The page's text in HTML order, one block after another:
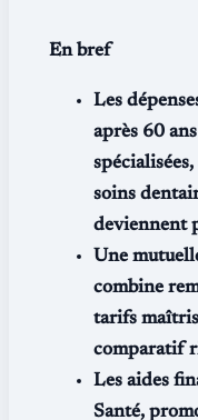
En bref
Les
après 60
soins
deviennent
Une
combine
tarifs
comparatif
Les aides
Santé,